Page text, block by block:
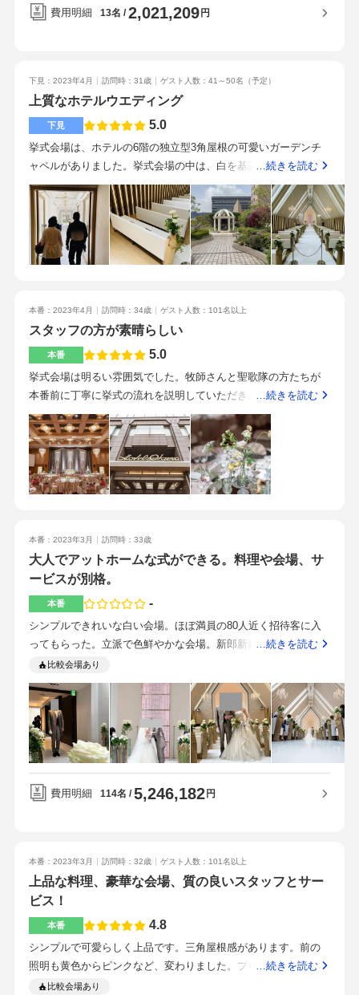
演出ができました。地下鉄やバスなど公共交通機関で来館で
印象です。会場の雰囲気料理スタッフの対応式場の決めては格
式ある落ち着いた雰囲気の式場だと感じたこと、プランナーさ
んが親切丁寧であることです。当日、結婚式・披露宴をサポー
トしてくださるスタッフの方も皆様プロフェッショナルな対応
で、安心して任せることができました。
費用明細 13名 2,021,209円
下見：2023年4月 訪問時：31歳 ゲスト人数：41～50名 （予定）
上質なホテルウエディング
下見 5.0
挙式会場は、ホテルの6階の独立型3角屋根の可愛いガーデンチ
ャペルがありました。挙式会場の中は、白を基調としたとても
清潔感のある空間で、天井にはシャンデリアがいくつか下がっ
ておりました。自然光が入る仕組みになっているようで、明る
い雰囲気でした。会場はすごく天井が高い、すごく広い、とい
う訳ではないですが、約80名程着席可能との事でした！！正面
のステンドグラス？の所がピンクに光っており、とても可愛い
した。クランツ、縁というお部屋を見せて頂きました。クラン
ツは、上質さを残しつつ可愛い披露宴会場を演出出来そうな雰
囲気で、とても好きな雰囲気でした。緑の装飾が個人的にお気
ます。高級感がある所がとても良いなと思い、気に入りまし
た。どちらもお部屋は人数に合わせて会場を広くしたり、仕切
りを使って小さくしたり調節して頂けるようです。細やかな心
配りが素晴らしいと思いました。御三家の高級ホテルな印象が
強く、とても高額なイメージがありましたが、思ったより高く
ない印象を受けました。実際の最終的な見積もりがどのように
でしたが、持ち込み料かければ大丈夫な物も中にはあるようで
した。夏の時期だともっと安く出来るそうです。前菜、メイ
ン、パン、デザートを試食させて頂きました。メインのフィレ
肉が最高に美味しかったです。何個でも食べれてしまいそうで
した。横に添えてあったアスパラとポテトの物もすごく美味し
かったです。デザートは、チョコタルトで中にピスタチオソー
スが入っていました。濃厚で満足感のあるとても美味しいケー
キでした。上に乗っていたオークラマークの入ったチョコが可
愛かったです。式場までは中洲川端から直結なので、ゲストの
方、子供連れや親族お年寄りの方でも安心して招待出来ると思
いました。雨の心配も要らないのがすごくよいポイントです。
ショッピングモールにも直結しておりましたので、ちょっとし
た暇つぶしも出来ると思いました！全スタッフさん、対応が大
変丁寧で流石だなと思いました。口うるさい親族がいても、こ
んなによい対応をして頂けるなら安心だと思います！プランナ
が、1番悩んでいたお見積もりについても大変懇切丁寧にご対応
下さり、遠方なのもご考慮下さって、色々突っ込んだ質問や要
望ばかりしてしまったのですが、決してnoと言わないその丁寧
な対応が本当に素晴らしいと感動しました。遠方なのでほかの
式場も凄く悩んでいましたが、、おもてなしの心を大切にされ
ており、親身に対応して下さったオークラさんにお願いしたい
…続きを読む
本番：2023年4月 訪問時：34歳 ゲスト人数：101名以上
スタッフの方が素晴らしい
本番 5.0
挙式会場は明るい雰囲気でした。牧師さんと聖歌隊の方たちが
本番前に丁寧に挙式の流れを説明していただき、とてもスムー
ズに挙式を迎えることができました。披露宴会場は天井がとて
も高く、開放感に溢れていました。色合いも落ち着いたカラー
で、クラシックでラグジュアリーな空間を演出できたと思いま
す。こだわった点は食事です。一部メニューを差し替えました
ので、少し値上がりしました。ペーパーアイテムの持ち込み、
格だったと思います。メニューは和洋折衷でしたので、前半に
お造りや祝い雑煮、後半に魚や肉の洋食のコースにしました。
参列した皆、口を揃えてお料理が美味しかったと言っておりま
した。お肉のフランベサービスも大盛り上がりでした。式場は
中洲川端駅から直結なので、当日の天候にも左右されずに式場
まで向かうことができます。周りは、繁華街なので二次会の手
配もとてもスムーズでした。プランナーさんは最初から最後ま
でとても丁寧に対応していただき、私たちの質問ひとつひとつ
に真摯に答えていただき助かりました。当日も先導してくれる
スタッフの方、介添人の方、その他のスタッフの方々みなさん
がプロフェッショナルで、本当にここの会場を選んでよかった
なと再実感しました。お肉のフランベサービスクラシックでエ
レガントな式を挙げたいと思われている方に最適かと思いま
す。お料理もホテルの雰囲気も、スタッフの方たちも全て上質
です。年配の方から小さな子供まで沢山招待したのですが、ど
…続きを読む
本番：2023年3月 訪問時：33歳
大人でアットホームな式ができる。料理や会場、サ
ービスが別格。
本番 -
シンプルできれいな白い会場。ほぼ満員の80人近く招待客に入
ってもらった。立派で色鮮やかな会場。新郎新婦のタキシード
とドレスだけでなく親族の和装も映える。博多駅から一駅の中
洲川端駅に繋がっている。兄一家は次の日隣のアンパンマンミ
ュージアムに行っていた。プランナーさんが親身に考えてくれ
る。ほかのスタッフさんも安心感がある。やはり伝統あるホテ
ルだからか、人やサービスに余裕が感じられる。料理がどれも
本当に美味しい。100人以上分の肉のフランベショーがついてい
て嬉しい。生魚がダメな新郎のための別メニューもありがた
い。プロジェクションマッピングが自分たちの写真でできて大
ないし、リストで日付が指定されているわけではないので、自
分たちで管理するところはしないと、うっかりいろいろ忘れて
しまう。価格はやはりかなり高くなってしまうので覚悟してお
いた方がいい。高くなっていくのに比例して特別にオプション
の質の高さや満足感、達成感がある。
…続きを読む
比較会場あり
費用明細 114名 5,246,182円
本番：2023年3月 訪問時：32歳 ゲスト人数：101名以上
上品な料理、豪華な会場、質の良いスタッフとサー
ビス！
本番 4.8
シンプルで可愛らしく上品です。三角屋根感があります。前の
照明も黄色からピンクなど、変わりました。プロジェクション
マッピングで生い立ちの写真やメッセージを正面に映すことも
…続きを読む
比較会場あり